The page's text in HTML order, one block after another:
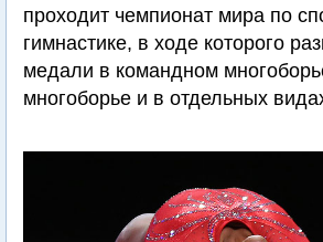
проходит чемпионат мира по
гимнастике, в ходе которого
медали в командном
многоборье и в отдельных